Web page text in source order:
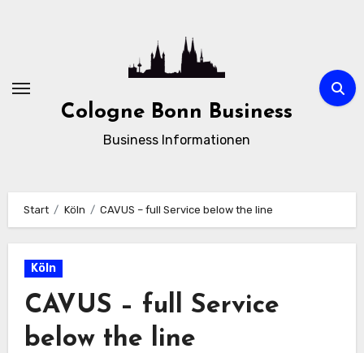
Cologne Bonn Business
Business Informationen
Start Köln CAVUS – full Service below the line
Köln
CAVUS – full Service
below the line